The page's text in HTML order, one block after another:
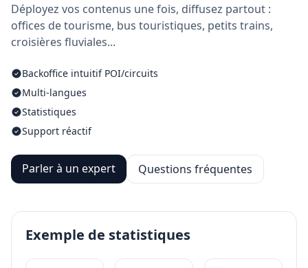
Déployez vos contenus une fois, diffusez partout :
offices de tourisme, bus touristiques, petits trains,
croisières fluviales...
Backoffice intuitif POI/circuits
Multi-langues
Statistiques
Support réactif
Parler à un expert Questions fréquentes
Exemple de statistiques